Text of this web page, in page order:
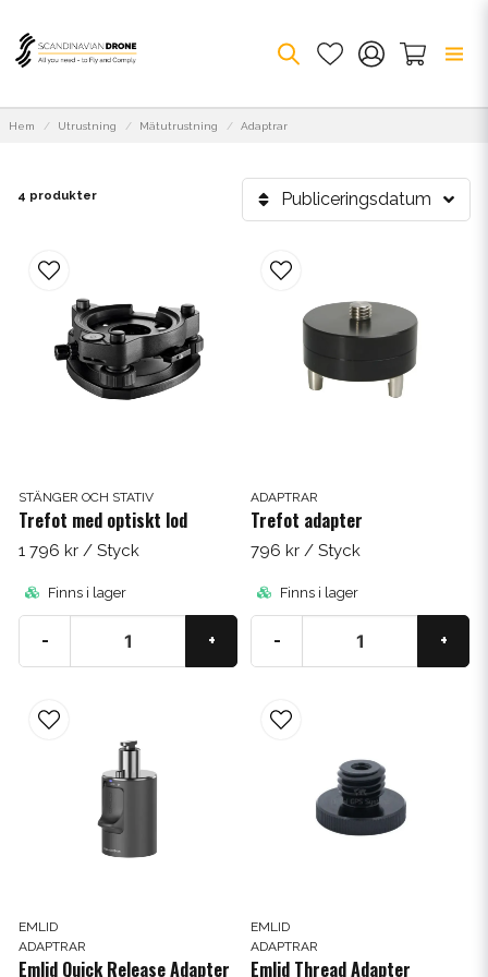
Hem Utrustning Mätutrustning Adaptrar
4 produkter Publiceringsdatum
STÄNGER OCH STATIV
Trefot med optiskt lod
1 796 kr / Styck
Finns i lager
- +
ADAPTRAR
Trefot adapter
796 kr / Styck
Finns i lager
- +
EMLID
ADAPTRAR
Emlid Quick Release Adapter
EMLID
ADAPTRAR
Emlid Thread Adapter